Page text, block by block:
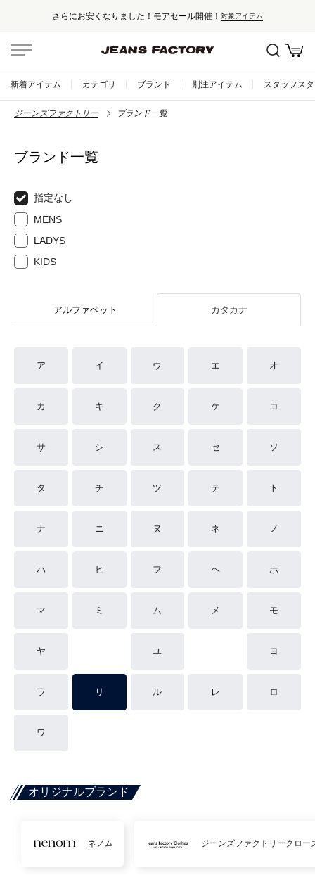
さらにお安くなりました！モアセール開催！ 対象アイテム
新着アイテム カテゴリ ブランド 別注アイテム スタッフス
ジーンズファクトリー ブランド一覧
ブランド一覧
指定なし
MENS
LADYS
KIDS
アルファベット カタカナ
ア イ ウ エ オ
カ キ ク ケ コ
サ シ ス セ ソ
タ チ ツ テ ト
ナ ニ ヌ ネ ノ
ハ ヒ フ ヘ ホ
マ ミ ム メ モ
ヤ ユ ヨ
ラ リ ル レ ロ
ワ
オリジナルブランド
ネノム ジーンズファクトリークロー